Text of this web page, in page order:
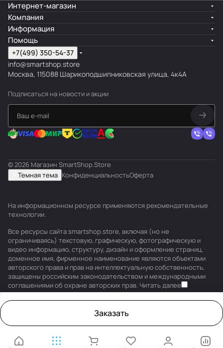
Заказать
Интернет-магазин
Компания
Информация
Помощь
+7(499) 350-54-37
info@smartshop.store
Москва, 115088 Шарикоподшипниковская улица, 4к4А
Подписаться на новости и акции
© 2026 Магазин SmartShop.Store
Темная тема КонфиденциальностьОферта
На информационном ресурсе применяются рекомендательные
технологии.
Все ресурсы сайта smartshop.store, включая (но не
ограничиваясь) текстовую, графическую, фотографическую и
видео информацию, структуру, дизайн и оформление страниц,
доменное имя, фирменное наименование являются объектами
авторского права и прав на интеллектуальную собственность,
защищены российским законодательством и международными
соглашениями об охране авторских прав. Читать далее